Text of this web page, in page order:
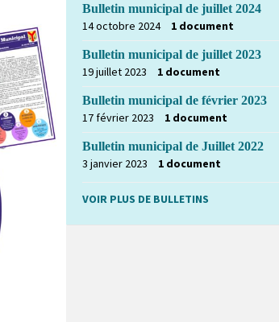
Bulletin municipal de juillet 2024
14 octobre 2024 1 document
Bulletin municipal de juillet 2023
19 juillet 2023 1 document
Bulletin municipal de février 2023
17 février 2023 1 document
Bulletin municipal de Juillet 2022
3 janvier 2023 1 document
VOIR PLUS DE BULLETINS